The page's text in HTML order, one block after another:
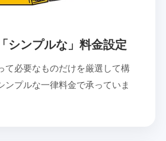
シンプルな」料金設定
て必要なものだけを厳選して構
ンプルな一律料金で承っていま